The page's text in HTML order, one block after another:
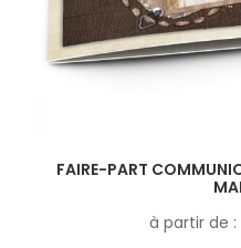
FAIRE-PART
à partir de